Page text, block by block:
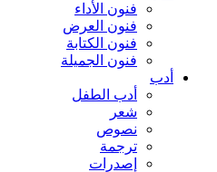
فنون الأداء
فنون العرض
فنون الكتابة
فنون الجميلة
أدب
أدب الطفل
شعر
نصوص
ترجمة
إصدرات